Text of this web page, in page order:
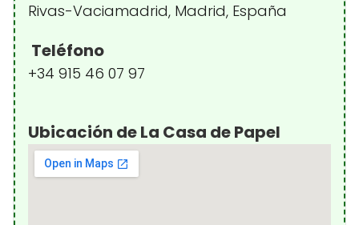
Rivas-Vaciamadrid, Madrid, España
Teléfono
+34 915 46 07 97
Ubicación de La Casa de Papel